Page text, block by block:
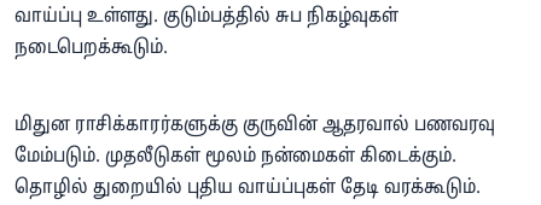
வாய்ப்பு உள்ளது. குடும்பத்தில் சுப நிகழ்வுகள்
நடைபெறக்கூடும்.
மிதுன ராசிக்காரர்களுக்கு குருவின் ஆதரவால் பணவரவு
மேம்படும். முதலீடுகள் மூலம் நன்மைகள் கிடைக்கும்.
தொழில் துறையில் புதிய வாய்ப்புகள் தேடி வரக்கூடும்.